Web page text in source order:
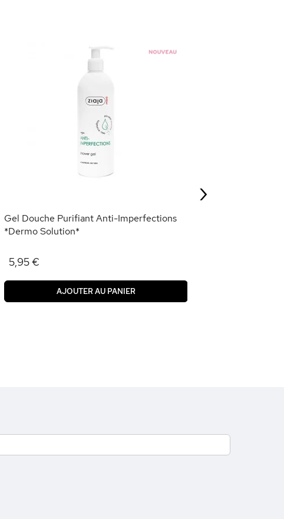
Gel Douche Purifiant Anti-Imperfections
*Dermo Solution*
5,95 €
AJOUTER AU PANIER
›